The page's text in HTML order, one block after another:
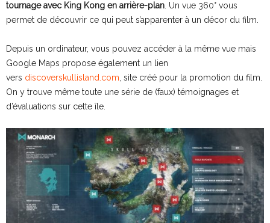
tournage avec King Kong en arrière-plan. Un vue 360° vous
permet de découvrir ce qui peut s’apparenter à un décor du film.
Depuis un ordinateur, vous pouvez accéder à la même vue mais
Google Maps propose également un lien
vers discoverskullisland.com, site créé pour la promotion du film.
On y trouve même toute une série de (faux) témoignages et
d’évaluations sur cette île.